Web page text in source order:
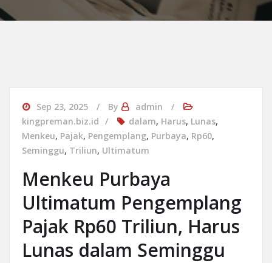
Sep 23, 2025 By
admin
kingpreman.biz.id
dalam, Harus, Lunas,
Menkeu, Pajak, Pengemplang, Purbaya, Rp60,
Seminggu, Triliun, Ultimatum
Menkeu Purbaya
Ultimatum Pengemplang
Pajak Rp60 Triliun, Harus
Lunas dalam Seminggu